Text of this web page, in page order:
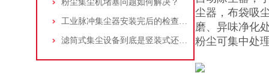
粉尘集尘机堵塞问题如何解决？
工业脉冲集尘器安装完后的检查工作详解
滤筒式集尘设备到底是竖装式还是横装式？
尘器，布袋吸
磨、异味净化
粉尘可集中处